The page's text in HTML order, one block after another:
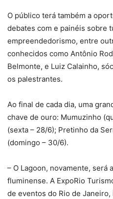
O público terá também a
debates com e painéis sobre
empreendedorismo, entre
conhecidos como Antônio
Belmonte, e Luiz Calainho,
os palestrantes.
Ao final de cada dia, uma
chave de ouro: Mumuzinho
(sexta – 28/6); Pretinho da
(domingo – 30/6).
– O Lagoon, novamente, será
fluminense. A ExpoRio
de eventos do Rio de